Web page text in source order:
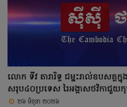
លោក ទីវ តារារិទ្ធ ជម្នះរាល់ឧបសគ្គក្នុ
សរុប៤០ប្រទេស រៃអង្គាសថវិកាជួយកុម
២៦ មិថុនា ២០២៦